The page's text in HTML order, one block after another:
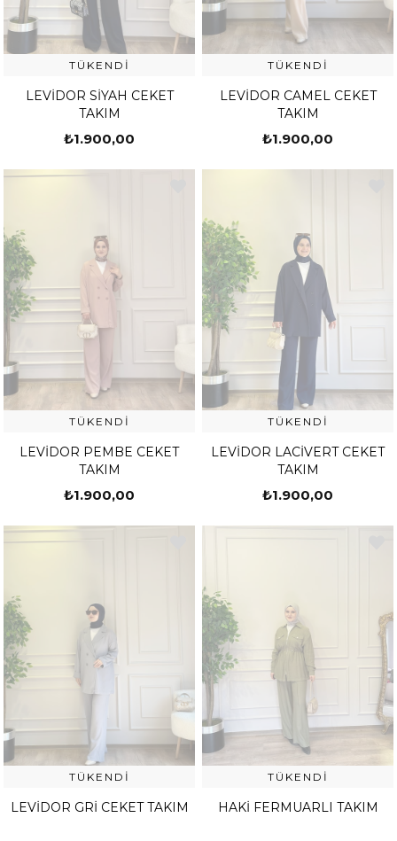
TÜKENDI
LEVİDOR SİYAH CEKET
TAKIM
₺1.900,00
TÜKENDI
LEVİDOR CAMEL CEKET
TAKIM
₺1.900,00
TÜKENDI
LEVİDOR PEMBE CEKET
TAKIM
₺1.900,00
TÜKENDI
LEVİDOR LACİVERT CEKET
TAKIM
₺1.900,00
TÜKENDI
LEVİDOR GRİ CEKET TAKIM
TÜKENDI
HAKİ FERMUARLI TAKIM